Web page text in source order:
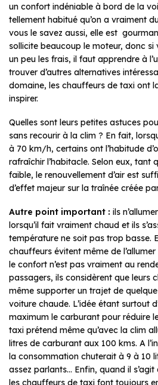
un confort indéniable à bord de la
tellement habitué qu’on a vraiment
vous le savez aussi, elle est
sollicite beaucoup le moteur, donc si
un peu les frais, il faut apprendre à
trouver d’autres alternatives
domaine, les chauffeurs de taxi ont
inspirer.
Quelles sont leurs petites astuces
sans recourir à la clim ? En fait,
à 70 km/h, certains ont l’habitude
rafraîchir l’habitacle. Selon eux, tant
faible, le renouvellement d’air est
d’effet majeur sur la traînée créée
Autre point important : ils
lorsqu’il fait vraiment chaud et ils
température ne soit pas trop basse.
chauffeurs évitent même de
le confort n’est pas vraiment au
passagers, ils considèrent que leurs
même supporter un trajet de
voiture chaude. L’idée étant surtout
maximum le carburant pour réduire
taxi prétend même qu’avec la clim
litres de carburant aux 100 kms. A
la consommation chuterait à 9 à 10
assez parlants… Enfin, quand il
les chauffeurs de taxi font toujours